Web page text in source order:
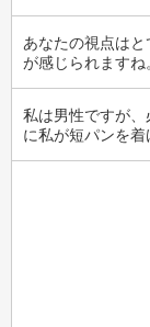
あなたの視点は
が感じられますね
私は男性ですが
に私が短パンを着